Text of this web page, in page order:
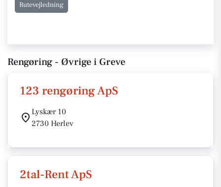
Rutevejledning
Rengøring - Øvrige i Greve
123 rengøring ApS
Lyskær 10
2730 Herlev
2tal-Rent ApS